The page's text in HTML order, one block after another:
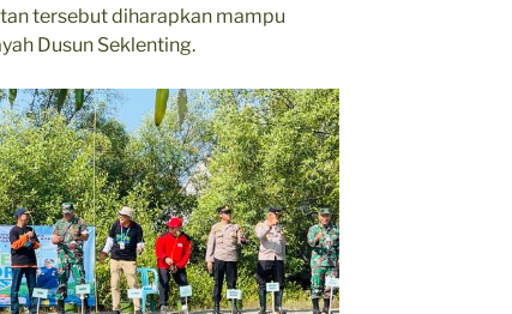
tersebut diharapkan mampu
Dusun Seklenting.